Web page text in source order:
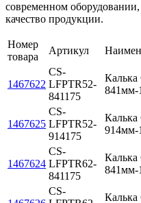
современном
качество продукции.
Номер
товара
Артикул
1467622
CS-
LFPTR52-
841175
Калька
841мм-
1467625
CS-
LFPTR52-
914175
Калька
914мм-
1467624
CS-
LFPTR62-
841175
Калька
841мм-
CS-
Калька